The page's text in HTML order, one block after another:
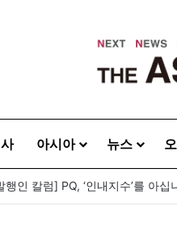
아시아 뉴스
행인 칼럼] PQ, ‘인내지수’를 아십